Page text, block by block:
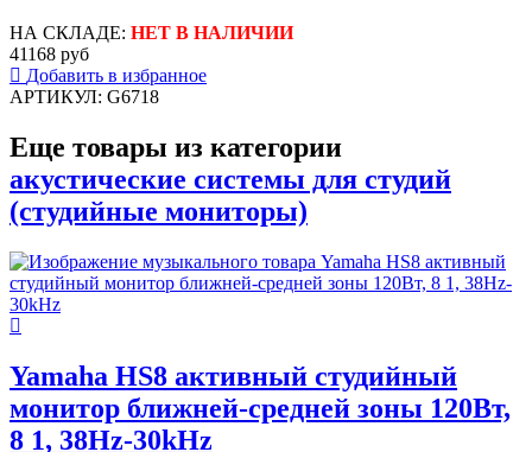
НА СКЛАДЕ: НЕТ В НАЛИЧИИ
41168 руб
Добавить в избранное
АРТИКУЛ: G6718
Еще товары из категории
акустические системы для студий
(студийные мониторы)
Yamaha HS8 активный студийный
монитор ближней-средней зоны 120Вт,
8 1, 38Hz-30kHz